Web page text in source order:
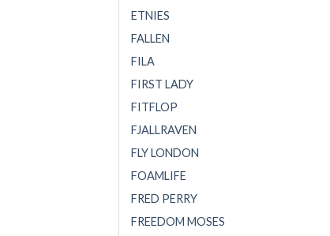
ETNIES
FALLEN
FILA
FIRST LADY
FITFLOP
FJALLRAVEN
FLY LONDON
FOAMLIFE
FRED PERRY
FREEDOM MOSES